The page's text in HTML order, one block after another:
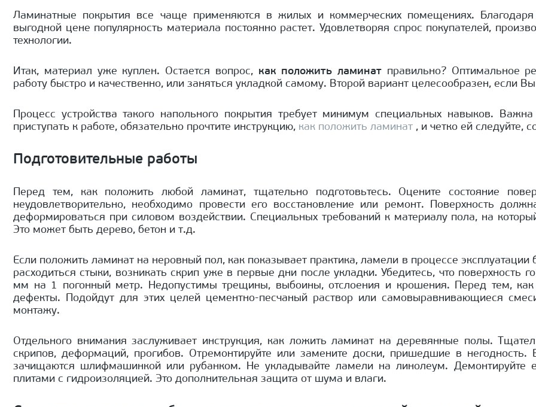
Ламинатные покрытия все чаще применяются в жилых и коммерческих помещениях. Благодаря
выгодной цене популярность материала постоянно растет. Удовлетворяя спрос покупателей,
технологии.
Итак, материал уже куплен. Остается вопрос, как положить ламинат правильно? Оптимальное
работу быстро и качественно, или заняться укладкой самому. Второй вариант целесообразен, если
Процесс устройства такого напольного покрытия требует минимум специальных навыков.
приступать к работе, обязательно прочтите инструкцию, как положить ламинат , и четко ей следуйте,
Подготовительные работы
Перед тем, как положить любой ламинат, тщательно подготовьтесь. Оцените состояние
неудовлетворительно, необходимо провести его восстановление или ремонт. Поверхность
деформироваться при силовом воздействии. Специальных требований к материалу пола, на
Это может быть дерево, бетон и т.д.
Если положить ламинат на неровный пол, как показывает практика, ламели в процессе
расходиться стыки, возникать скрип уже в первые дни после укладки. Убедитесь, что поверхность
мм на 1 погонный метр. Недопустимы трещины, выбоины, отслоения и крошения. Перед тем, как
дефекты. Подойдут для этих целей цементно-песчаный раствор или самовыравнивающиеся
монтажу.
Отдельного внимания заслуживает инструкция, как ложить ламинат на деревянные полы.
скрипов, деформаций, прогибов. Отремонтируйте или замените доски, пришедшие в негодность.
зачищаются шлифмашинкой или рубанком. Не укладывайте ламели на линолеум. Демонтируйте
плитами с гидроизоляцией. Это дополнительная защита от шума и влаги.